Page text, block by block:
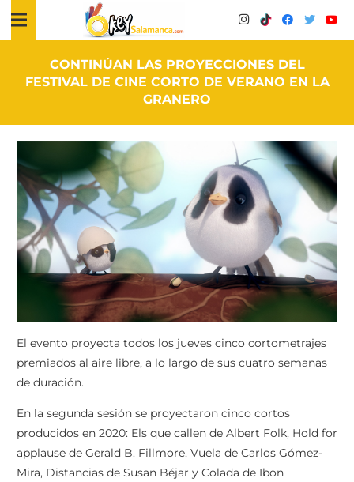
CONTINÚAN LAS PROYECCIONES DEL
FESTIVAL DE CINE CORTO DE VERANO EN LA
GRANERO
El evento proyecta todos los jueves cinco cortometrajes
premiados al aire libre, a lo largo de sus cuatro semanas
de duración.
En la segunda sesión se proyectaron cinco cortos
producidos en 2020: Els que callen de Albert Folk, Hold for
applause de Gerald B. Fillmore, Vuela de Carlos Gómez-
Mira, Distancias de Susan Béjar y Colada de Ibon